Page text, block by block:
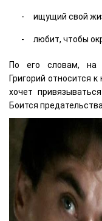
ищущий свой
любит, чтобы
По его словам, на
Григорий относится
хочет
Боится